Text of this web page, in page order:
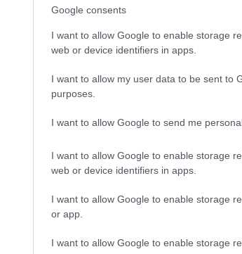
Google consents
I want to allow Google to enable storage
web or device identifiers in apps.
I want to allow my user data to be sent to
purposes.
I want to allow Google to send me
I want to allow Google to enable storage
web or device identifiers in apps.
I want to allow Google to enable storage
or app.
I want to allow Google to enable storage